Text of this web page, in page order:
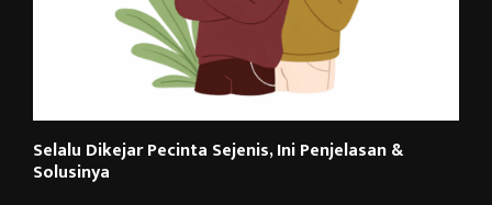
Selalu Dikejar Pecinta Sejenis, Ini Penjelasan &
Solusinya